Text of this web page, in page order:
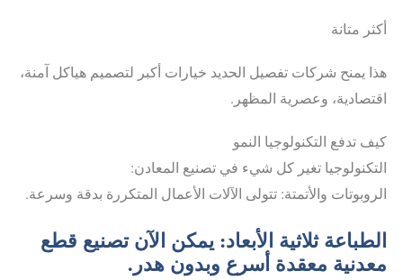
أكثر متانة
هذا يمنح شركات تفصيل الحديد خيارات أكبر لتصميم هياكل آمنة،
اقتصادية، وعصرية المظهر.
كيف تدفع التكنولوجيا النمو
التكنولوجيا تغير كل شيء في تصنيع المعادن:
الروبوتات والأتمتة: تتولى الآلات الأعمال المتكررة بدقة وسرعة.
الطباعة ثلاثية الأبعاد: يمكن الآن تصنيع قطع
معدنية معقدة أسرع وبدون هدر.